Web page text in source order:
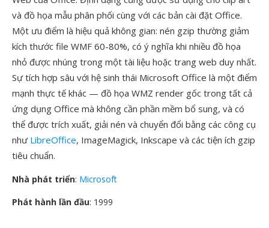
và đồ họa mẫu phân phối cùng với các bản cài đặt Office.
Một ưu điểm là hiệu quả không gian: nén gzip thường giảm
kích thước file WMF 60-80%, có ý nghĩa khi nhiều đồ họa
nhỏ được nhúng trong một tài liệu hoặc trang web duy nhất.
Sự tích hợp sâu với hệ sinh thái Microsoft Office là một điểm
mạnh thực tế khác — đồ họa WMZ render gốc trong tất cả
ứng dụng Office mà không cần phần mềm bổ sung, và có
thể được trích xuất, giải nén và chuyển đổi bằng các công cụ
như LibreOffice, ImageMagick, Inkscape và các tiện ích gzip
tiêu chuẩn.
Nhà phát triển: Microsoft
Phát hành lần đầu: 1999